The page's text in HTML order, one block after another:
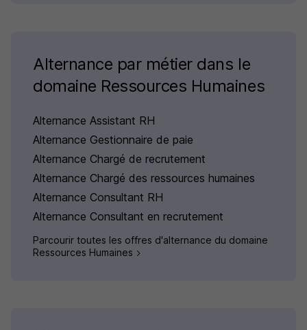
Alternance par métier dans le
domaine Ressources Humaines
Alternance Assistant RH
Alternance Gestionnaire de paie
Alternance Chargé de recrutement
Alternance Chargé des ressources humaines
Alternance Consultant RH
Alternance Consultant en recrutement
Parcourir toutes les offres d'alternance du domaine
Ressources Humaines